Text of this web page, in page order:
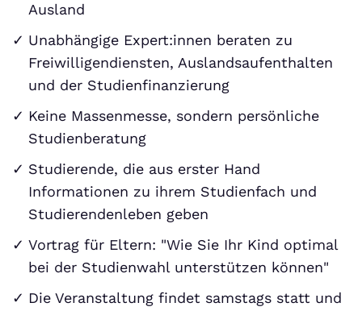
Ausland
Unabhängige Expert:innen beraten zu
Freiwilligendiensten, Auslandsaufenthalten
und der Studienfinanzierung
Keine Massenmesse, sondern persönliche
Studienberatung
Studierende, die aus erster Hand
Informationen zu ihrem Studienfach und
Studierendenleben geben
Vortrag für Eltern: "Wie Sie Ihr Kind optimal
bei der Studienwahl unterstützen können"
Die Veranstaltung findet samstags statt und